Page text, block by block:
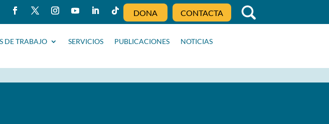
DONA CONTACTA
DE TRABAJO SERVICIOS PUBLICACIONES
NOTICIAS